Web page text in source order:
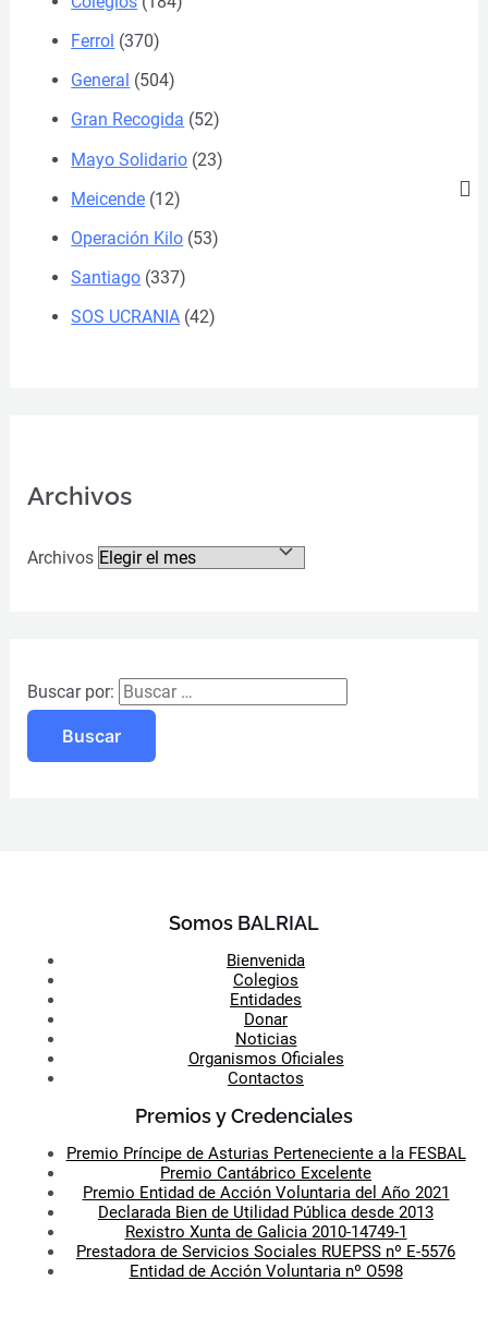
Ferrol (370)
General (504)
Gran Recogida (52)
Mayo Solidario (23)
Meicende (12)
Operación Kilo (53)
Santiago (337)
SOS UCRANIA (42)
Archivos
Archivos
Buscar por:
Somos BALRIAL
Bienvenida
Colegios
Entidades
Donar
Noticias
Organismos Oficiales
Contactos
Premios y Credenciales
Premio Príncipe de Asturias Perteneciente a la FESBAL
Premio Cantábrico Excelente
Premio Entidad de Acción Voluntaria del Año 2021
Declarada Bien de Utilidad Pública desde 2013
Rexistro Xunta de Galicia 2010-14749-1
Prestadora de Servicios Sociales RUEPSS nº E-5576
Entidad de Acción Voluntaria nº O598